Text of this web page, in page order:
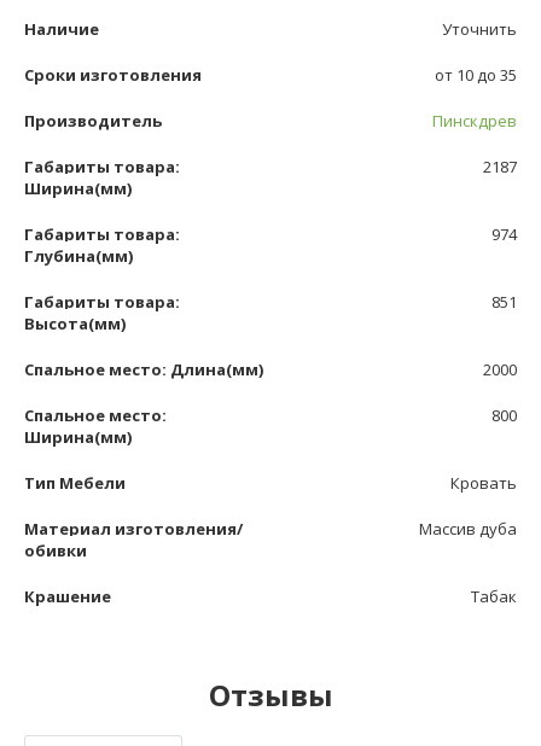
Наличие Уточнить
Сроки изготовления от 10 до 35
Производитель Пинскдрев
Габариты товара:
Ширина(мм)
2187
Габариты товара:
Глубина(мм)
974
Габариты товара:
Высота(мм)
851
Спальное место: Длина(мм) 2000
Спальное место:
Ширина(мм)
800
Тип Мебели Кровать
Материал изготовления/
обивки
Массив дуба
Крашение Табак
Отзывы